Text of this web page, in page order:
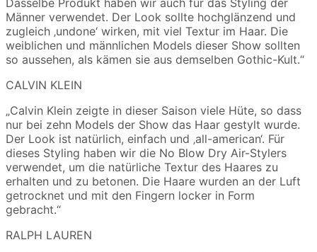
Männer verwendet. Der Look sollte hochglänzend und
zugleich ‚undone‘ wirken, mit viel Textur im Haar. Die
weiblichen und männlichen Models dieser Show sollten
so aussehen, als kämen sie aus demselben Gothic-Kult.“
CALVIN KLEIN
„Calvin Klein zeigte in dieser Saison viele Hüte, so dass
nur bei zehn Models der Show das Haar gestylt wurde.
Der Look ist natürlich, einfach und ‚all-american‘. Für
dieses Styling haben wir die No Blow Dry Air-Stylers
verwendet, um die natürliche Textur des Haares zu
erhalten und zu betonen. Die Haare wurden an der Luft
getrocknet und mit den Fingern locker in Form
gebracht.“
RALPH LAUREN